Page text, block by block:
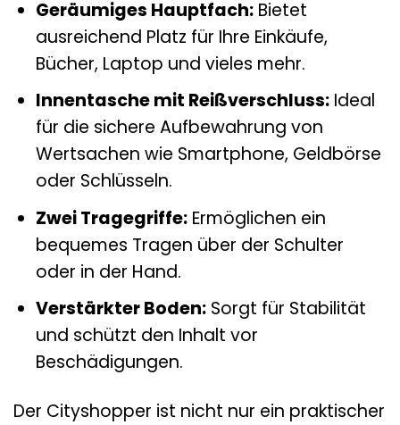
Geräumiges Hauptfach:Bietet
ausreichend Platz für Ihre Einkäufe,
Bücher, Laptop und vieles mehr.
Innentasche mit Reißverschluss:Ideal
für die sichere Aufbewahrung von
Wertsachen wie Smartphone, Geldbörse
oder Schlüsseln.
Zwei Tragegriffe:Ermöglichen ein
bequemes Tragen über der Schulter
oder in der Hand.
Verstärkter Boden:Sorgt für Stabilität
und schützt den Inhalt vor
Beschädigungen.
Der Cityshopper ist nicht nur ein praktischer